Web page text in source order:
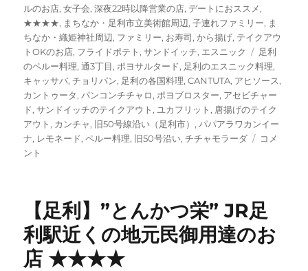
稿
日:
テ
ゴ
リ
ー
ルのお店,女子会,深夜22時以降営業の店,デートにおススメ,
★★★★, まちなか・足利市立美術館周辺,子連れファミリー, ま
ちなか・織姫神社周辺, ファミリー, お寿司,から揚げ, テイクアウ
トOKのお店, フライドポテト ,サンドイッチ, エスニック
タ
グ
足利
のペルー料理,通3丁目, ポヨサルタード, 足利のエスニック料理,
キャッサバ,チョリパン, 足利の各国料理,CANTUTA, アヒソース,
カントゥータ, パンコンチチャロ, ポヨブロスター, アセビチャー
ド,サンドイッチのテイクアウト , ユカフリット , 唐揚げのテイク
アウト , カンチャ, 旧50号線沿い（足利市） , パパアラワカンイー
ナ, レモネード,ペルー料理, 旧50号沿い,チチャモラーダ
【足
料
理
CANTUTA
コメ
ント
【足利】”とんかつ栄” JR足
利駅近くの地元民御用達のお
店 ★★★★